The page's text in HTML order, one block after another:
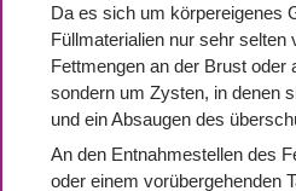
Da es sich um körpereigenes
Füllmaterialien nur sehr
Fettmengen an der Brust
sondern um Zysten, in denen
und ein Absaugen des
An den Entnahmestellen des
oder einem vorübergehenden